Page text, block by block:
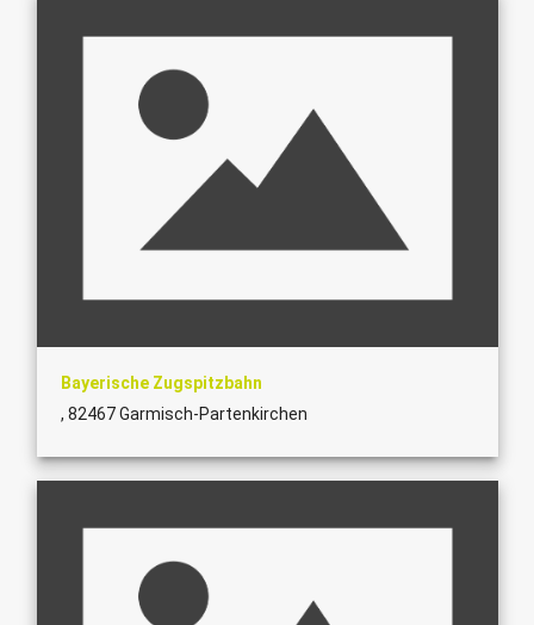
Bayerische Zugspitzbahn
, 82467 Garmisch-Partenkirchen